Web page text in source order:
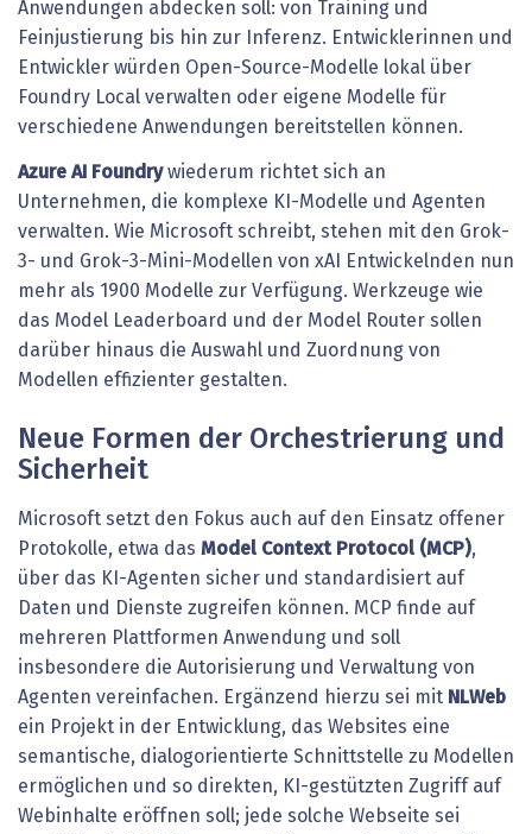
Anwendungen abdecken soll: von Training und
Feinjustierung bis hin zur Inferenz. Entwicklerinnen und
Entwickler würden Open-Source-Modelle lokal über
Foundry Local verwalten oder eigene Modelle für
verschiedene Anwendungen bereitstellen können.
Azure AI Foundrywiederum richtet sich an
Unternehmen, die komplexe KI-Modelle und Agenten
verwalten. Wie Microsoft schreibt, stehen mit den Grok-
3- und Grok-3-Mini-Modellen von xAI Entwickelnden nun
mehr als 1900 Modelle zur Verfügung. Werkzeuge wie
das Model Leaderboard und der Model Router sollen
darüber hinaus die Auswahl und Zuordnung von
Modellen effizienter gestalten.
Neue Formen der Orchestrierung und
Sicherheit
Microsoft setzt den Fokus auch auf den Einsatz offener
Protokolle, etwa das Model Context Protocol (MCP),
über das KI-Agenten sicher und standardisiert auf
Daten und Dienste zugreifen können. MCP finde auf
mehreren Plattformen Anwendung und soll
insbesondere die Autorisierung und Verwaltung von
Agenten vereinfachen. Ergänzend hierzu sei mit NLWeb
ein Projekt in der Entwicklung, das Websites eine
semantische, dialogorientierte Schnittstelle zu Modellen
ermöglichen und so direkten, KI-gestützten Zugriff auf
Webinhalte eröffnen soll; jede solche Webseite sei